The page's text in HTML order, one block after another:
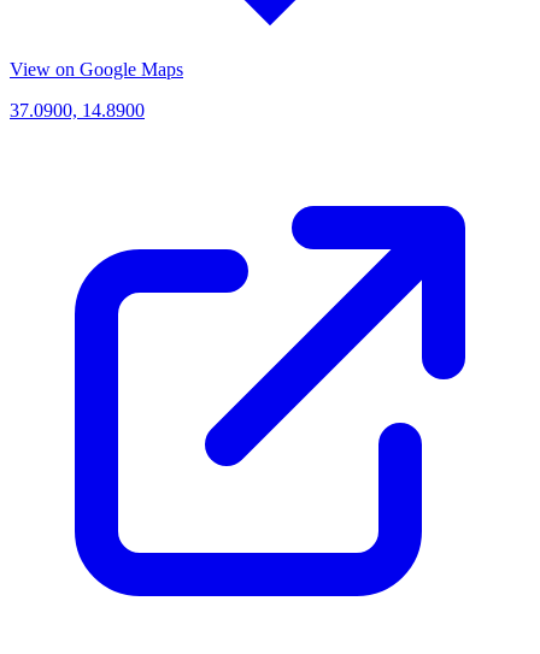
View on Google Maps
37.0900, 14.8900